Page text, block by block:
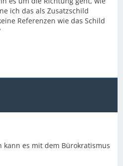
ich das als Zusatzschild
Referenzen wie das Schild
kann es mit dem Bürokratismus